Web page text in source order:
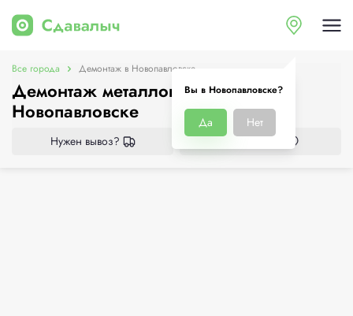
Вы в Новопавловске?
Да Нет
Все города Демонтаж в Новопавловске
Демонтаж металлоконструкций в
Новопавловске
Нужен вывоз? Все приёмки